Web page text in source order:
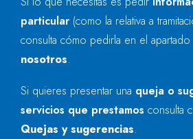
particular (como la relativa a
consulta cómo pedirla en el apartado
nosotros.
Si quieres presentar una queja o
servicios que prestamos consulta
Quejas y sugerencias.